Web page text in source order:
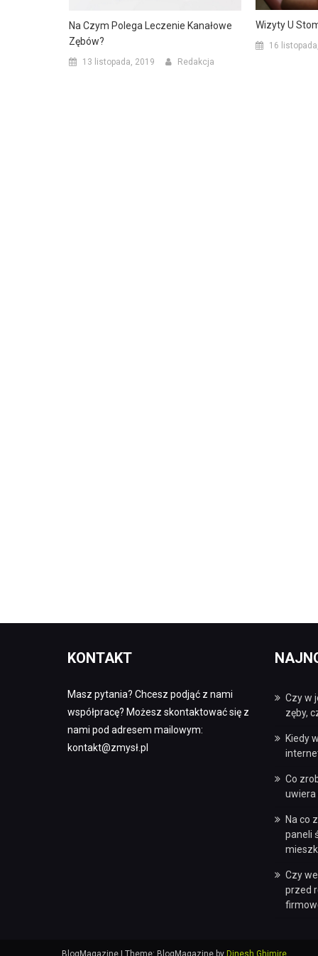
Na Czym Polega Leczenie Kanałowe
Zębów?
13 listopada, 2019 Redakcja
Wizyty U
16
KONTAKT
Masz pytania? Chcesz podjąć z nami
współpracę? Możesz skontaktować się z
nami pod adresem mailowym:
kontakt@zmysł.pl
Czy w
zęby,
Kiedy
Co
uwiera
Na co
paneli
Czy
przed
BlogMagazine Theme: BlogMagazine by Dinesh Ghimire